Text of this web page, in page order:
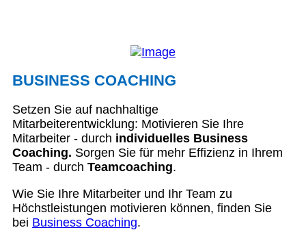
BUSINESS COACHING
Setzen Sie auf nachhaltige
Mitarbeiterentwicklung: Motivieren Sie Ihre
Mitarbeiter - durch individuelles Business
Coaching. Sorgen Sie für mehr Effizienz in Ihrem
Team - durch Teamcoaching.
Wie Sie Ihre Mitarbeiter und Ihr Team zu
Höchstleistungen motivieren können, finden Sie
bei Business Coaching.